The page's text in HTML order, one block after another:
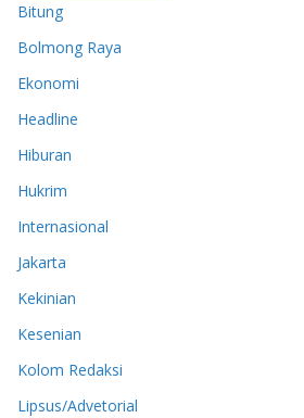
Bitung
Bolmong Raya
Ekonomi
Headline
Hiburan
Hukrim
Internasional
Jakarta
Kekinian
Kesenian
Kolom Redaksi
Lipsus/Advetorial